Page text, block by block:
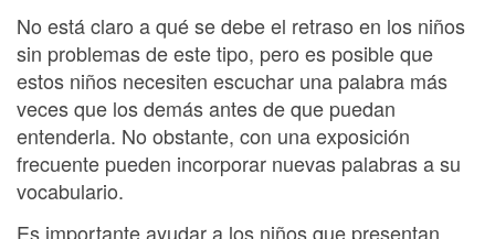
No está claro a qué se debe el retraso en los niños
sin problemas de este tipo, pero es posible que
estos niños necesiten escuchar una palabra más
veces que los demás antes de que puedan
entenderla. No obstante, con una exposición
frecuente pueden incorporar nuevas palabras a su
vocabulario.
Es importante ayudar a los niños que presentan